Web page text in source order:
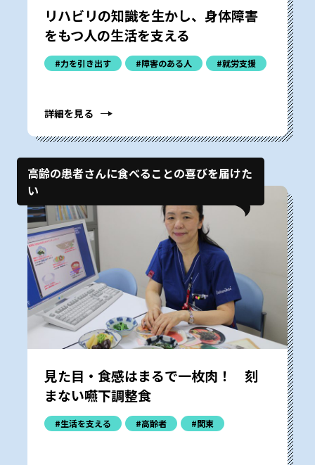
リハビリの知識を生かし、身体障害
をもつ人の生活を支える
#力を引き出す #障害のある人 #就労支援
詳細を見る
高齢の患者さんに食べることの喜びを届けた
い
見た目・食感はまるで一枚肉！ 刻
まない嚥下調整食
#生活を支える #高齢者 #関東